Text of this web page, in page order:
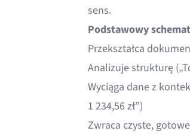
sens.
Podstawowy
Przekształca
Analizuje strukturę
Wyciąga dane z
1 234,56 zł”)
Zwraca czyste,